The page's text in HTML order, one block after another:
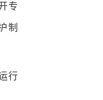
专
制
行